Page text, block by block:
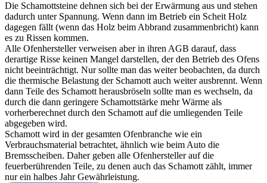
Die Schamottsteine dehnen sich bei der Erwärmung aus und stehen
dadurch unter Spannung. Wenn dann im Betrieb ein Scheit Holz
dagegen fällt (wenn das Holz beim Abbrand zusammenbricht) kann
es zu Rissen kommen.
Alle Ofenhersteller verweisen aber in ihren AGB darauf, dass
derartige Risse keinen Mangel darstellen, der den Betrieb des Ofens
nicht beeinträchtigt. Nur sollte man das weiter beobachten, da durch
die thermische Belastung der Schamott auch weiter ausbrennt. Wenn
dann Teile des Schamott herausbröseln sollte man es wechseln, da
durch die dann geringere Schamottstärke mehr Wärme als
vorherberechnet durch den Schamott auf die umliegenden Teile
abgegeben wird.
Schamott wird in der gesamten Ofenbranche wie ein
Verbrauchsmaterial betrachtet, ähnlich wie beim Auto die
Bremsscheiben. Daher geben alle Ofenhersteller auf die
feuerberührenden Teile, zu denen auch das Schamott zählt, immer
nur ein halbes Jahr Gewährleistung.